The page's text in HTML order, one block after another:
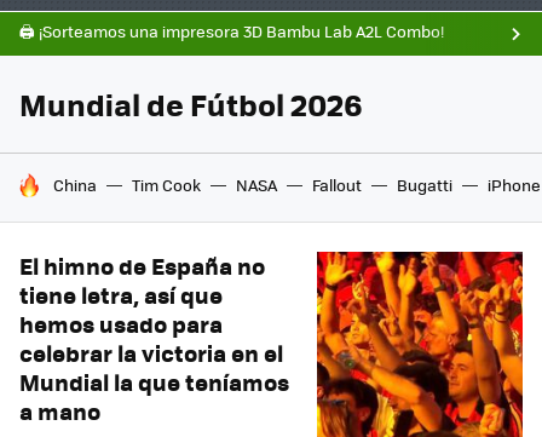
🖨️ ¡Sorteamos una impresora 3D Bambu Lab A2L Combo!
Mundial de Fútbol 2026
HOY SE HABLA DE
China Tim Cook NASA Fallout Bugatti iPhone
El himno de España no
tiene letra, así que
hemos usado para
celebrar la victoria en el
Mundial la que teníamos
a mano